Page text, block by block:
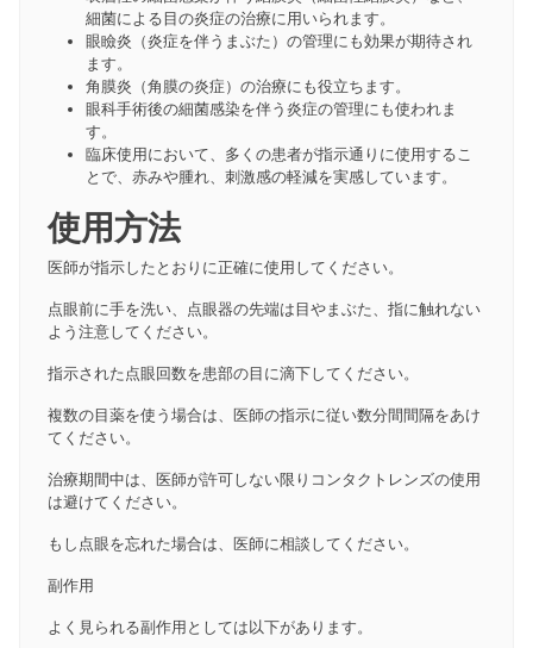
細菌による目の炎症の治療に用いられます。
眼瞼炎（炎症を伴うまぶた）の管理にも効果が期待され
ます。
角膜炎（角膜の炎症）の治療にも役立ちます。
眼科手術後の細菌感染を伴う炎症の管理にも使われま
す。
臨床使用において、多くの患者が指示通りに使用するこ
とで、赤みや腫れ、刺激感の軽減を実感しています。
使用方法
医師が指示したとおりに正確に使用してください。
点眼前に手を洗い、点眼器の先端は目やまぶた、指に触れない
よう注意してください。
指示された点眼回数を患部の目に滴下してください。
複数の目薬を使う場合は、医師の指示に従い数分間間隔をあけ
てください。
治療期間中は、医師が許可しない限りコンタクトレンズの使用
は避けてください。
もし点眼を忘れた場合は、医師に相談してください。
副作用
よく見られる副作用としては以下があります。